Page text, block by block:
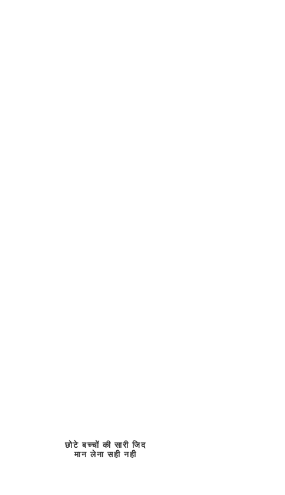
छोटे बच्चों की सारी जिद
मान लेना सही नही